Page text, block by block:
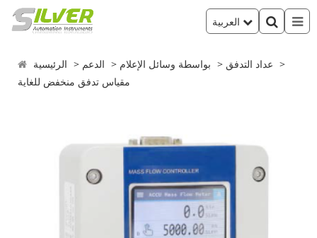
الرئيسية الدعم بواسطة وسائل الإعلام
عداد التدفق
مقياس تدفق منخفض للغاية